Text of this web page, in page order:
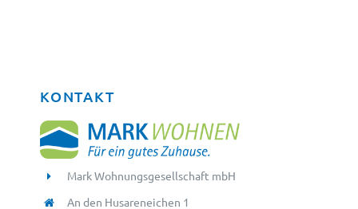
KONTAKT
Mark Wohnungsgesellschaft mbH
An den Husareneichen 1